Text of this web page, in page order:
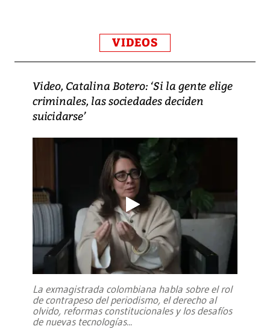
VIDEOS
Video, Catalina Botero: ‘Si la gente elige
criminales, las sociedades deciden
suicidarse’
La exmagistrada colombiana habla sobre el rol
de contrapeso del periodismo, el derecho al
olvido, reformas constitucionales y los desafíos
de nuevas tecnologías...